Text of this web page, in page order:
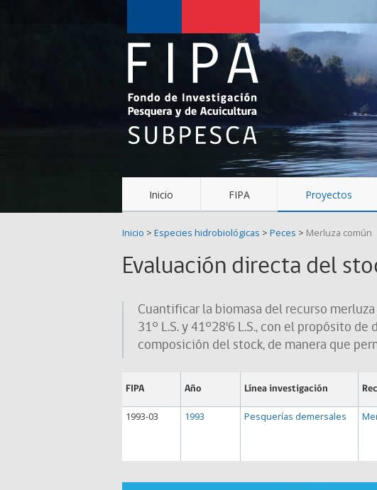
de
Investigación
Pesquera
y
Acuicultura
(FIPA)-
SUBPESCA
Inicio FIPA Proyectos
Inicio > Especies hidrobiológicas > Peces > Merluza común
Evaluación directa del
Cuantificar la biomasa del recurso
31° L.S. y 41°28'6 L.S., con el propósito
composición del stock, de manera que
FIPA
1993-03
Año
1993
Línea investigación
Pesquerías demersales